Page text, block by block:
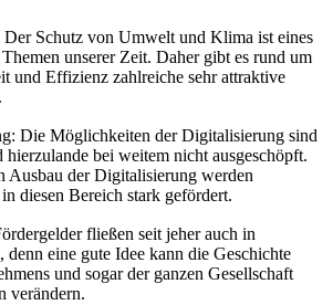
Schutz von Umwelt und Klima ist eines
unserer Zeit. Daher gibt es rund um
und Effizienz zahlreiche sehr attraktive
Die Möglichkeiten der Digitalisierung sind
hierzulande bei weitem nicht ausgeschöpft.
Ausbau der Digitalisierung werden
diesen Bereich stark gefördert.
fließen seit jeher auch in
denn eine gute Idee kann die Geschichte
und sogar der ganzen Gesellschaft
verändern.